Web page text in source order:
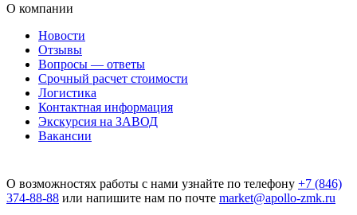
О компании
Новости
Отзывы
Вопросы — ответы
Срочный расчет стоимости
Логистика
Контактная информация
Экскурсия на ЗАВОД
Вакансии
О возможностях работы с нами узнайте по телефону +7 (846)
374-88-88 или напишите нам по почте market@apollo-zmk.ru